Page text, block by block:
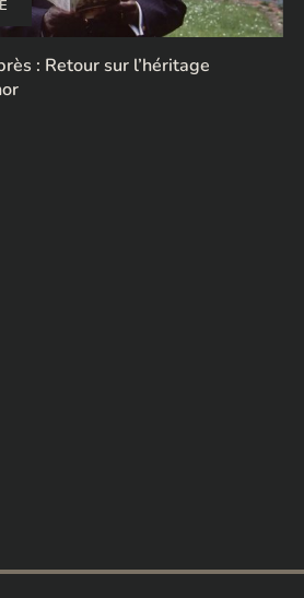
européens qui rendent des
pillées